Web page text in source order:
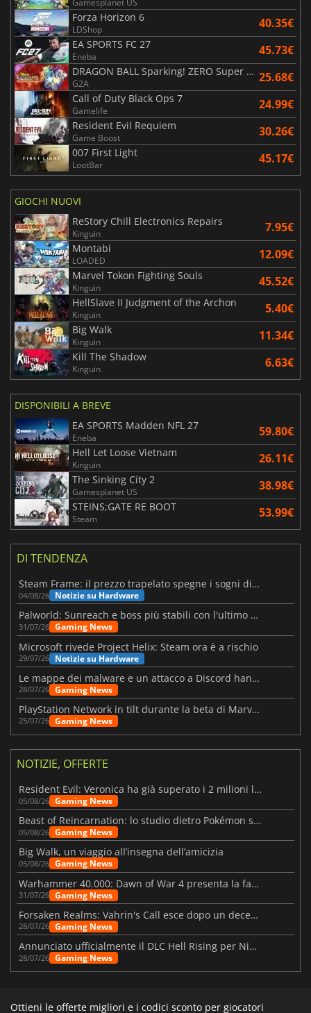
Gamesplanet US
Forza Horizon 6
LDShop 40.35€
EA SPORTS FC 27
Eneba 45.73€
DRAGON BALL Sparking! ZERO Super Limit Breaking NEO
G2A 25.68€
Call of Duty Black Ops 7
Gamelife 24.99€
Resident Evil Requiem
Game Boost 30.26€
007 First Light
LootBar 45.17€
GIOCHI NUOVI
ReStory Chill Electronics Repairs
Kinguin 7.95€
Montabi
LOADED 12.09€
Marvel Tokon Fighting Souls
Kinguin 45.52€
HellSlave II Judgment of the Archon
Kinguin 5.40€
Big Walk
Kinguin 11.34€
Kill The Shadow
Kinguin 6.63€
DISPONIBILI A BREVE
EA SPORTS Madden NFL 27
Eneba 59.80€
Hell Let Loose Vietnam
Kinguin 26.11€
The Sinking City 2
Gamesplanet US 38.98€
STEINS;GATE RE BOOT
Steam 53.99€
DI TENDENZA
Steam Frame: il prezzo trapelato spegne i sogni di un VR economico
04/08/26 Notizie su Hardware
Palworld: Sunreach e boss più stabili con l'ultimo update
31/07/26 Gaming News
Microsoft rivede Project Helix: Steam ora è a rischio
29/07/26 Notizie su Hardware
Le mappe dei malware e un attacco a Discord hanno colpito Meccha Chameleon
28/07/26 Gaming News
PlayStation Network in tilt durante la beta di Marvel Tōkon
25/07/26 Gaming News
NOTIZIE, OFFERTE
Resident Evil: Veronica ha già superato i 2 milioni liste dei desideri
05/08/26 Gaming News
Beast of Reincarnation: lo studio dietro Pokémon su una nuova strada
05/08/26 Gaming News
Big Walk, un viaggio all’insegna dell’amicizia
05/08/26 Gaming News
Warhammer 40.000: Dawn of War 4 presenta la fazione dei Necron
31/07/26 Gaming News
Forsaken Realms: Vahrin's Call esce dopo un decennio di sviluppo
28/07/26 Gaming News
Annunciato ufficialmente il DLC Hell Rising per Nioh 3
28/07/26 Gaming News
Ottieni le offerte migliori e i codici sconto per giocatori